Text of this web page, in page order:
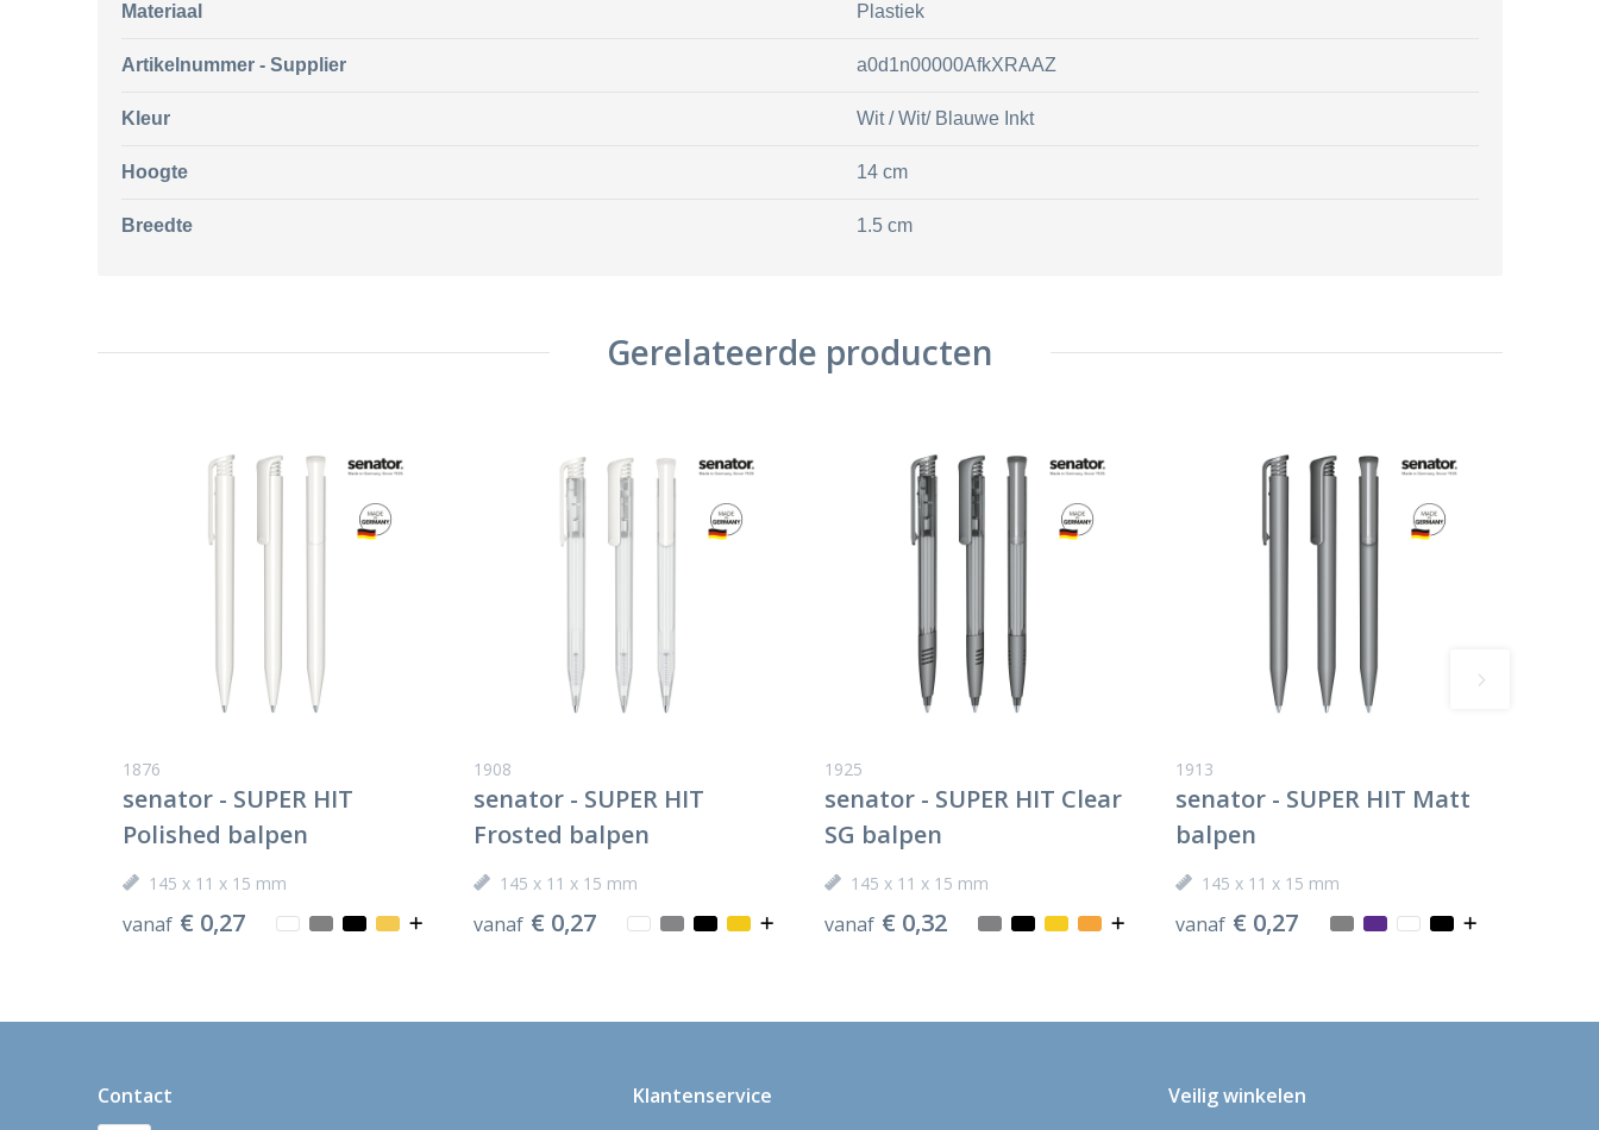
Materiaal Plastiek
Artikelnummer - Supplier a0d1n00000AfkXRAAZ
Kleur Wit / Wit/ Blauwe Inkt
Hoogte 14 cm
Breedte 1.5 cm
Gerelateerde producten
1876
senator - SUPER HIT
Polished balpen
145 x 11 x 15 mm
vanaf € 0,27
1908
senator - SUPER HIT
Frosted balpen
145 x 11 x 15 mm
vanaf € 0,27
1925
senator - SUPER HIT Clear
SG balpen
145 x 11 x 15 mm
vanaf € 0,32
1913
senator - SUPER HIT Matt
balpen
145 x 11 x 15 mm
vanaf € 0,27
Contact Klantenservice Veilig winkelen